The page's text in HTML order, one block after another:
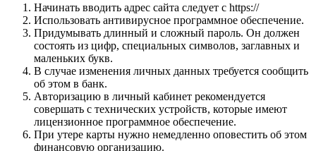
Начинать вводить адрес сайта следует с https://
Использовать антивирусное программное обеспечение.
Придумывать длинный и сложный пароль. Он должен
состоять из цифр, специальных символов, заглавных и
маленьких букв.
В случае изменения личных данных требуется сообщить
об этом в банк.
Авторизацию в личный кабинет рекомендуется
совершать с технических устройств, которые имеют
лицензионное программное обеспечение.
При утере карты нужно немедленно оповестить об этом
финансовую организацию.